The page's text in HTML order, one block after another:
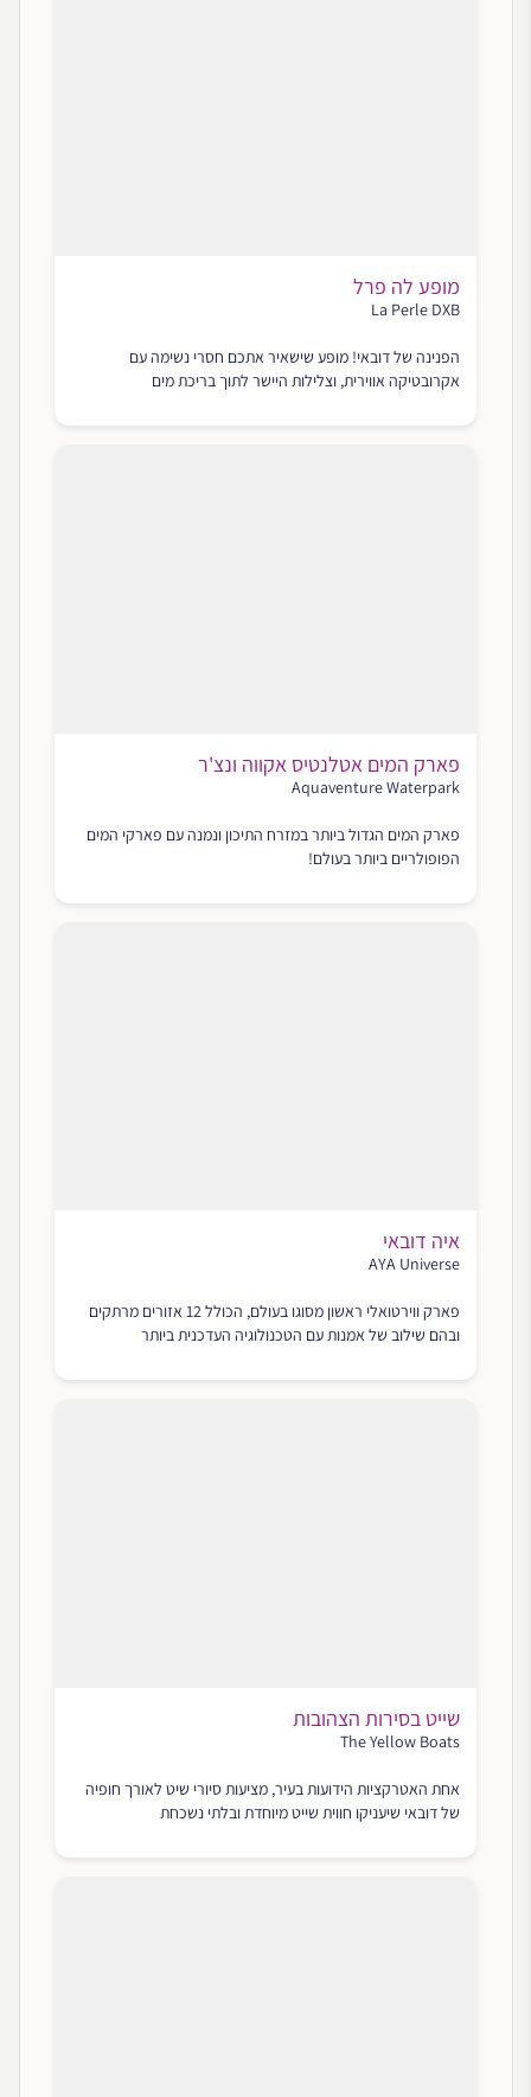
מופע לה פרל
La Perle DXB
הפנינה של דובאי! מופע שישאיר אתכם חסרי נשימה עם
אקרובטיקה אווירית, וצלילות היישר לתוך בריכת מים
פארק המים אטלנטיס אקווה ונצ'ר
Aquaventure Waterpark
פארק המים הגדול ביותר במזרח התיכון ונמנה עם פארקי המים
הפופולריים ביותר בעולם!
איה דובאי
AYA Universe
פארק ווירטואלי ראשון מסוגו בעולם, הכולל 12 אזורים מרתקים
ובהם שילוב של אמנות עם הטכנולוגיה העדכנית ביותר
שייט בסירות הצהובות
The Yellow Boats
אחת האטרקציות הידועות בעיר, מציעות סיורי שיט לאורך חופיה
של דובאי שיעניקו חווית שייט מיוחדת ובלתי נשכחת